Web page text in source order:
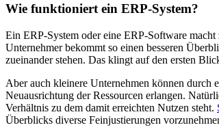
Wie funktioniert ein ERP-System?
Ein ERP-System oder eine ERP-Software
Unternehmer bekommt so einen besseren
zueinander stehen. Das klingt auf den ersten
Aber auch kleinere Unternehmen können durch
Neuausrichtung der Ressourcen erlangen.
Verhältnis zu dem damit erreichten Nutzen steht.
Überblicks diverse Feinjustierungen